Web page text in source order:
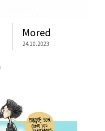
Mored
24.10.2023